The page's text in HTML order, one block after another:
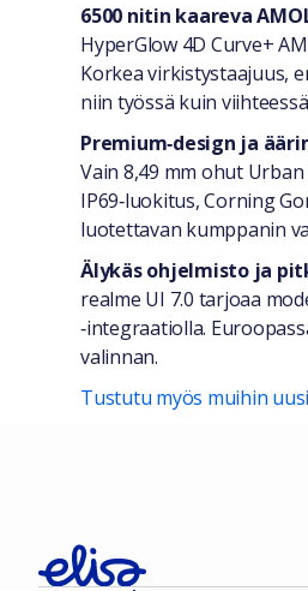
6500 nitin kaareva
HyperGlow 4D Curve+
Korkea virkistystaajuus,
niin työssä kuin
Premium‑design ja
Vain 8,49 mm ohut
IP69‑luokitus, Corning
luotettavan kumppanin
Älykäs ohjelmisto ja
realme UI 7.0 tarjoaa
‑integraatiolla.
valinnan.
Tustutu myös muihin